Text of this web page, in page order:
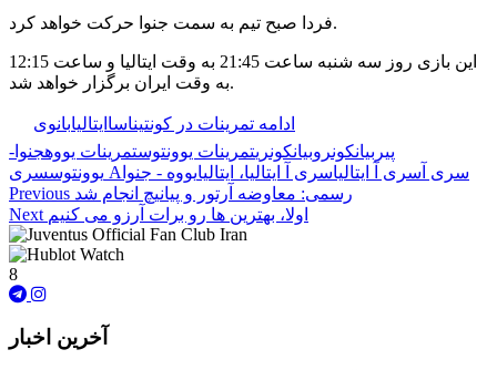
فردا صبح تیم به سمت جنوا حرکت خواهد کرد.
این بازی روز سه شنبه ساعت 21:45 به وقت ایتالیا و ساعت 12:15
به وقت ایران برگزار خواهد شد.
ادامه تمرینات در کونتیناسا ایتالیابانوی
پیر بیانکونروبیانکونریتمرینات یوونتوستمرینات یووهجنوا-
یوونتوس سری A سری آ سری آ ایتالیاسری آ ایتالیا، ایتالیایووه - جنوا
Previous رسمی: معاوضه آرتور و پیانیچ انجام شد
Next اولا، بهترین ها رو برات آرزو می کنیم
8
آخرین اخبار